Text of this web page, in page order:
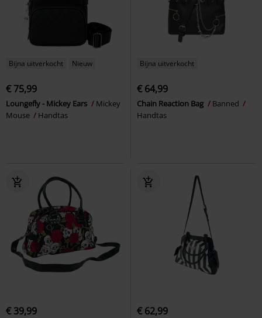
Bijna uitverkocht Nieuw
€ 75,99
Loungefly - Mickey Ears
Mickey
Mouse
Handtas
Bijna uitverkocht
€ 64,99
Chain Reaction Bag
Banned
Handtas
€ 39,99 € 62,99